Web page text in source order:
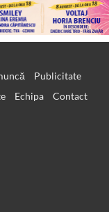
Publicitate
Echipa Contact